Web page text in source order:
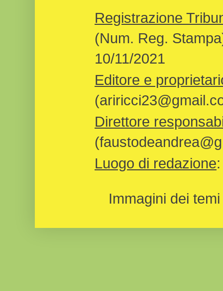
Registrazione
(Num. Reg.
10/11/2021
Editore e
Direttore
Luogo di redazione
Immagini dei